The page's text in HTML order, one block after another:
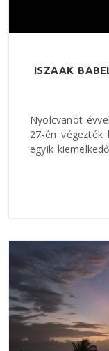
ISZAAK
Nyolcvanöt
27-én
egyik